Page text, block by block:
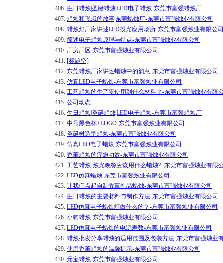
406. 生日蜡烛|圣诞蜡烛|LED电子蜡烛-东莞市富强蜡烛厂
407. 蜡烛和飞蛾的故事|东莞蜡烛厂-东莞市富强烛业有限公司
408. 蜡烛灯厂家讲述LED投光应用场所-东莞市富强烛业有限公司
409. 简述电子蜡烛原理与特点-东莞市富强烛业有限公司
410. 厂房厂区-东莞市富强烛业有限公司
411. [标题空]
412. 东莞蜡烛厂家讲述蜡烛中的韵意-东莞市富强烛业有限公司
413. 仿真LED电子蜡烛-东莞市富强烛业有限公司
414. 工艺蜡烛的生产要使用到什么材料？-东莞市富强烛业有限
415. 公司动态
416. 生日蜡烛|圣诞蜡烛|LED电子蜡烛-东莞市富强蜡烛厂
417. 中号黑色杯+LOGO-东莞市富强烛业有限公司
418. 圣诞树造型蜡烛-东莞市富强烛业有限公司
419. 仿真LED电子蜡烛-东莞市富强烛业有限公司
420. 香薰蜡烛的疗愈功效-东莞市富强烛业有限公司
421. 工艺蜡烛-烛光晚餐应该用什么蜡烛? -东莞市富强烛业有限
422. LED仿真蜡烛-东莞市富强烛业有限公司
423. 让我们点起自制香薰礼品蜡烛-东莞市富强烛业有限公司
424. 生日蜡烛的主要材料与制作方法-东莞市富强烛业有限公司
425. LED仿真电子蜡烛灯做什么的？-东莞市富强烛业有限公司
426. 小狗蜡烛-东莞市富强烛业有限公司
427. LED仿真电子蜡烛的电源寿数-东莞市富强烛业有限公司
428. 蜡烛批发分享蜡烛的适用范围及包装方法-东莞市富强烛业
429. 使用香薰蜡烛的温馨提示-东莞市富强烛业有限公司
430. 元宝蜡烛-东莞市富强烛业有限公司